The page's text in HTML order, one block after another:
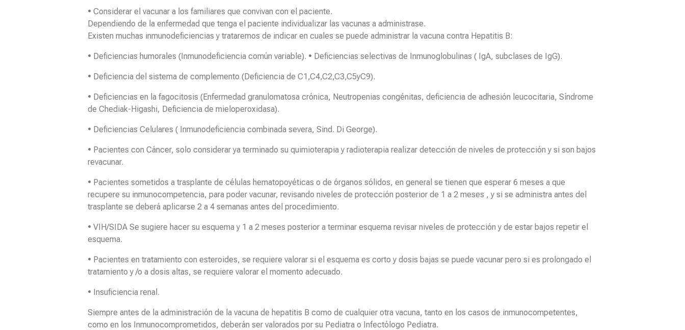
• Considerar el vacunar a los familiares que convivan con el paciente.
Dependiendo de la enfermedad que tenga el paciente individualizar las vacunas a administrase.
Existen muchas inmunodeficiencias y trataremos de indicar en cuales se puede administrar la vacuna contra Hepatitis B:
• Deficiencias humorales (Inmunodeficiencia común variable). • Deficiencias selectivas de Inmunoglobulinas ( IgA, subclases de IgG).
• Deficiencia del sistema de complemento (Deficiencia de C1,C4,C2,C3,C5yC9).
• Deficiencias en la fagocitosis (Enfermedad granulomatosa crónica, Neutropenias congénitas, deficiencia de adhesión leucocitaria, Síndrome
de Chediak-Higashi, Deficiencia de mieloperoxidasa).
• Deficiencias Celulares ( Inmunodeficiencia combinada severa, Sind. Di George).
• Pacientes con Cáncer, solo considerar ya terminado su quimioterapia y radioterapia realizar detección de niveles de protección y si son bajos
revacunar.
• Pacientes sometidos a trasplante de células hematopoyéticas o de órganos sólidos, en general se tienen que esperar 6 meses a que
recupere su inmunocompetencia, para poder vacunar, revisando niveles de protección posterior de 1 a 2 meses , y si se administra antes del
trasplante se deberá aplicarse 2 a 4 semanas antes del procedimiento.
• VIH/SIDA Se sugiere hacer su esquema y 1 a 2 meses posterior a terminar esquema revisar niveles de protección y de estar bajos repetir el
esquema.
• Pacientes en tratamiento con esteroides, se requiere valorar si el esquema es corto y dosis bajas se puede vacunar pero si es prolongado el
tratamiento y /o a dosis altas, se requiere valorar el momento adecuado.
• Insuficiencia renal.
Siempre antes de la administración de la vacuna de hepatitis B como de cualquier otra vacuna, tanto en los casos de inmunocompetentes,
como en los Inmunocomprometidos, deberán ser valorados por su Pediatra o Infectólogo Pediatra.